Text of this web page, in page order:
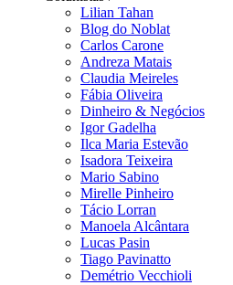
Lilian Tahan
Blog do Noblat
Carlos Carone
Andreza Matais
Claudia Meireles
Fábia Oliveira
Dinheiro & Negócios
Igor Gadelha
Ilca Maria Estevão
Isadora Teixeira
Mario Sabino
Mirelle Pinheiro
Tácio Lorran
Manoela Alcântara
Lucas Pasin
Tiago Pavinatto
Demétrio Vecchioli